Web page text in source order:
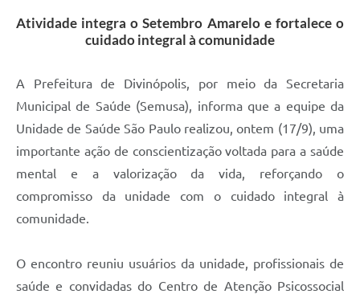
Atividade integra o Setembro Amarelo e fortalece o
cuidado integral à comunidade
A Prefeitura de Divinópolis, por meio da Secretaria
Municipal de Saúde (Semusa), informa que a equipe da
Unidade de Saúde São Paulo realizou, ontem (17/9), uma
importante ação de conscientização voltada para a saúde
mental e a valorização da vida, reforçando o
compromisso da unidade com o cuidado integral à
comunidade.
O encontro reuniu usuários da unidade, profissionais de
saúde e convidadas do Centro de Atenção Psicossocial